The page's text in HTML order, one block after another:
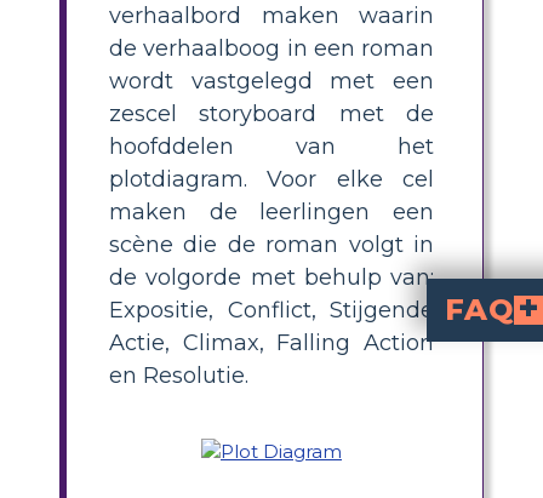
verhaalbord maken waarin
de verhaalboog in een roman
wordt vastgelegd met een
zescel storyboard met de
hoofddelen van het
plotdiagram. Voor elke cel
maken de leerlingen een
scène die de roman volgt in
de volgorde met behulp van:
Expositie, Conflict, Stijgende
Actie, Climax, Falling Action
en Resolutie.
FAQ